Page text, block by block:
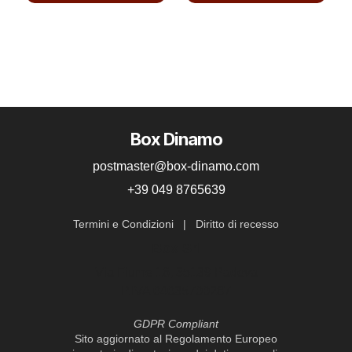
opzioni
possono
essere
nella
Box Dinamo
postmaster@box-dinamo.com
+39 049 8765639
Termini e Condizioni | Diritto di recesso
GDPR Compliant
Sito aggiornato al Regolamento Europeo